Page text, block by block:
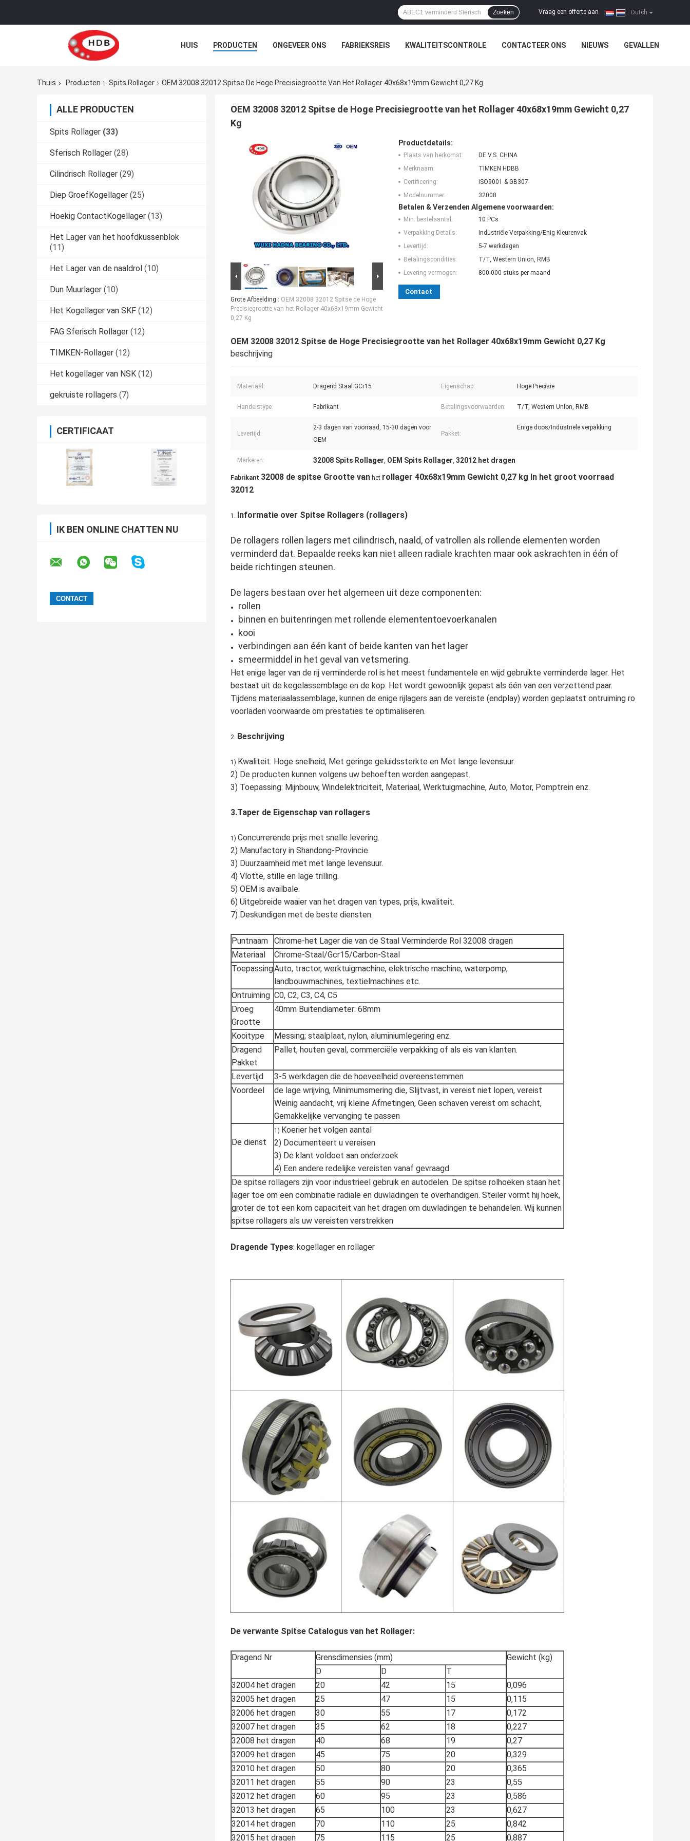
Dutch
Vraag een offerte aan
Zoeken
HUIS PRODUCTEN ONGEVEER ONS FABRIEKSREIS KWALITEITSCONTROLE CONTACTEER ONS NIEUWS GEVALLEN
Thuis Producten Spits Rollager OEM 32008 32012 Spitse De Hoge Precisiegrootte Van Het Rollager 40x68x19mm Gewicht 0,27 Kg
ALLE PRODUCTEN
Spits Rollager (33)
Sferisch Rollager (28)
Cilindrisch Rollager (29)
Diep GroefKogellager (25)
Hoekig ContactKogellager (13)
Het Lager van het hoofdkussenblok
(11)
Het Lager van de naaldrol (10)
Dun Muurlager (10)
Het Kogellager van SKF (12)
FAG Sferisch Rollager (12)
TIMKEN-Rollager (12)
Het kogellager van NSK (12)
gekruiste rollagers (7)
CERTIFICAAT
IK BEN ONLINE CHATTEN NU
OEM 32008 32012 Spitse de Hoge Precisiegrootte van het Rollager 40x68x19mm Gewicht 0,27
Kg
Grote Afbeelding : OEM 32008 32012 Spitse de Hoge
Precisiegrootte van het Rollager 40x68x19mm Gewicht
0,27 Kg
Productdetails:
Plaats van herkomst:
DE V.S. CHINA
Merknaam:
TIMKEN HDBB
Certificering:
ISO9001 & GB307
Modelnummer:
32008
Betalen & Verzenden Algemene voorwaarden:
Min. bestelaantal:
10 PCs
Verpakking Details:
Industriële Verpakking/Enig Kleurenvak
Levertijd:
5-7 werkdagen
Betalingscondities:
T/T, Western Union, RMB
Levering vermogen:
800.000 stuks per maand
Contact
OEM 32008 32012 Spitse de Hoge Precisiegrootte van het Rollager 40x68x19mm Gewicht 0,27 Kg
beschrijving
Materiaal: Dragend Staal GCr15 Eigenschap: Hoge Precisie
Handelstype: Fabrikant Betalingsvoorwaarden: T/T, Western Union, RMB
Levertijd:
2-3 dagen van voorraad, 15-30 dagen voor
OEM
Pakket:
Enige doos/Industriële verpakking
Markeren: 32008 Spits Rollager, OEM Spits Rollager, 32012 het dragen
Fabrikant 32008 de spitse Grootte van het rollager 40x68x19mm Gewicht 0,27 kg In het groot voorraad
32012
1. Informatie over Spitse Rollagers (rollagers)
De rollagers rollen lagers met cilindrisch, naald, of vatrollen als rollende elementen worden
verminderd dat. Bepaalde reeks kan niet alleen radiale krachten maar ook askrachten in één of
beide richtingen steunen.
De lagers bestaan over het algemeen uit deze componenten:
rollen
binnen en buitenringen met rollende elemententoevoerkanalen
kooi
verbindingen aan één kant of beide kanten van het lager
smeermiddel in het geval van vetsmering.
Het enige lager van de rij verminderde rol is het meest fundamentele en wijd gebruikte verminderde lager. Het
bestaat uit de kegelassemblage en de kop. Het wordt gewoonlijk gepast als één van een verzettend paar.
Tijdens materiaalassemblage, kunnen de enige rijlagers aan de vereiste (endplay) worden geplaatst ontruiming ro
voorladen voorwaarde om prestaties te optimaliseren.
2. Beschrijving
1) Kwaliteit: Hoge snelheid, Met geringe geluidssterkte en Met lange levensuur.
2) De producten kunnen volgens uw behoeften worden aangepast.
3) Toepassing: Mijnbouw, Windelektriciteit, Materiaal, Werktuigmachine, Auto, Motor, Pomptrein enz.
3.Taper de Eigenschap van rollagers
1) Concurrerende prijs met snelle levering.
2) Manufactory in Shandong-Provincie.
3) Duurzaamheid met met lange levensuur.
4) Vlotte, stille en lage trilling.
5) OEM is availbale.
6) Uitgebreide waaier van het dragen van types, prijs, kwaliteit.
7) Deskundigen met de beste diensten.
Puntnaam
Chrome-het Lager die van de Staal Verminderde Rol 32008 dragen
Materiaal
Chrome-Staal/Gcr15/Carbon-Staal
ToepassingAuto, tractor, werktuigmachine, elektrische machine, waterpomp,
landbouwmachines, textielmachines etc.
Ontruiming C0, C2, C3, C4, C5
Droeg
Grootte
40mm Buitendiameter: 68mm
Kooitype
Messing; staalplaat, nylon, aluminiumlegering enz.
Dragend
Pakket
Pallet, houten geval, commerciële verpakking of als eis van klanten.
Levertijd
3-5 werkdagen die de hoeveelheid overeenstemmen
Voordeel
de lage wrijving, Minimumsmering die, Slijtvast, in vereist niet lopen, vereist
Weinig aandacht, vrij kleine Afmetingen, Geen schaven vereist om schacht,
Gemakkelijke vervanging te passen
De dienst
1) Koerier het volgen aantal
2) Documenteert u vereisen
3) De klant voldoet aan onderzoek
4) Een andere redelijke vereisten vanaf gevraagd
De spitse rollagers zijn voor industrieel gebruik en autodelen. De spitse rolhoeken staan het
lager toe om een combinatie radiale en duwladingen te overhandigen. Steiler vormt hij hoek,
groter de tot een kom capaciteit van het dragen om duwladingen te behandelen. Wij kunnen
spitse rollagers als uw vereisten verstrekken
Dragende Types: kogellager en rollager
De verwante Spitse Catalogus van het Rollager:
Dragend Nr Grensdimensies (mm)
Gewicht (kg)
D
D
T
32004 het dragen
20 42 15
0,096
32005 het dragen
25 47 15
0,115
32006 het dragen
30 55 17
0,172
32007 het dragen
35 62 18
0,227
32008 het dragen
40 68 19
0,27
32009 het dragen
45 75 20
0,329
32010 het dragen
50 80 20
0,365
32011 het dragen
55 90 23
0,55
32012 het dragen
60 95 23
0,586
32013 het dragen
65 100 23
0,627
32014 het dragen
70 110 25
0,842
32015 het dragen
75 115 25 0,887